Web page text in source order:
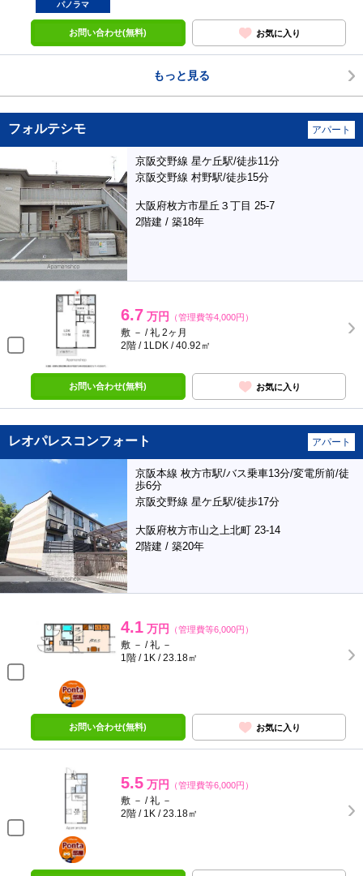
パノラマ
お問い合わせ(無料) お気に入り
もっと見る
フォルテシモ アパート
京阪交野線 星ケ丘駅/徒歩11分
京阪交野線 村野駅/徒歩15分
大阪府枚方市星丘３丁目 25-7
2階建 / 築18年
6.7 万円 （管理費等4,000円）
敷 － / 礼 2ヶ月
2階 / 1LDK / 40.92㎡
お問い合わせ(無料) お気に入り
レオパレスコンフォート アパート
京阪本線 枚方市駅/バス乗車13分/変電所前/徒
歩6分
京阪交野線 星ケ丘駅/徒歩17分
大阪府枚方市山之上北町 23-14
2階建 / 築20年
4.1 万円 （管理費等6,000円）
敷 － / 礼 －
1階 / 1K / 23.18㎡
ポンタ
部屋
お問い合わせ(無料) お気に入り
5.5 万円 （管理費等6,000円）
敷 － / 礼 －
2階 / 1K / 23.18㎡
ポンタ
部屋